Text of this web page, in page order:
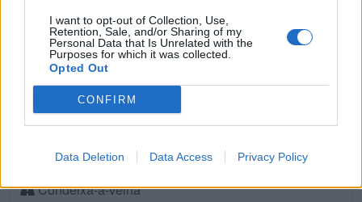
I want to opt-out of Collection, Use,
Retention, Sale, and/or Sharing of my
Personal Data that Is Unrelated with the
Purposes for which it was collected.
Opted Out
CONFIRM
Data Deletion Data Access Privacy Policy
Condeixa
Condeixa (Portogallo)
Barril de Alva
Condeixa-a-velha